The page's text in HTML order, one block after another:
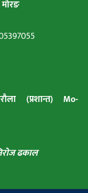
(प्रशान्त) Mo-
ढकाल